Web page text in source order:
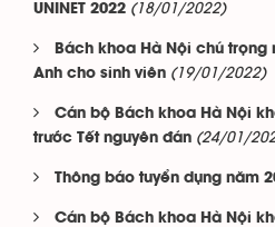
UNINET 2022 (18/01/2022)
Bách khoa Hà Nội chú
Anh cho sinh viên (19/01/2022)
Cán bộ Bách khoa Hà Nội
trước Tết nguyên đán (24/01/
Thông báo tuyển dụng năm
Cán bộ Bách khoa Hà Nội